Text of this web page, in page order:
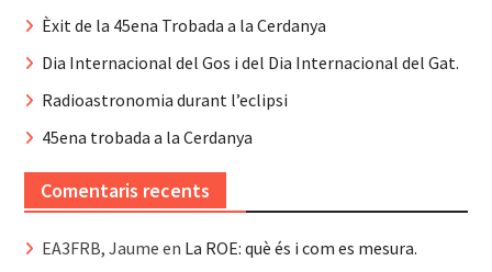
Èxit de la 45ena Trobada a la Cerdanya
Dia Internacional del Gos i del Dia Internacional del Gat.
Radioastronomia durant l’eclipsi
45ena trobada a la Cerdanya
Comentaris recents
EA3FRB, Jaume en La ROE: què és i com es mesura.